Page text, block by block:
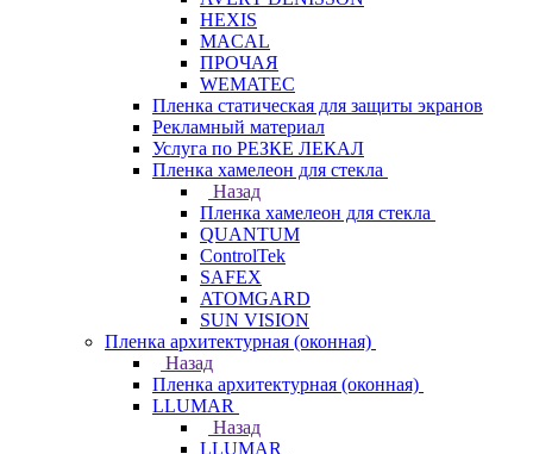
HEXIS
MACAL
ПРОЧАЯ
WEMATEC
Пленка статическая для защиты экранов
Рекламный материал
Услуга по РЕЗКЕ ЛЕКАЛ
Пленка хамелеон для стекла
Назад
Пленка хамелеон для стекла
QUANTUM
ControlTek
SAFEX
ATOMGARD
SUN VISION
Пленка архитектурная (оконная)
Назад
Пленка архитектурная (оконная)
LLUMAR
Назад
LLUMAR